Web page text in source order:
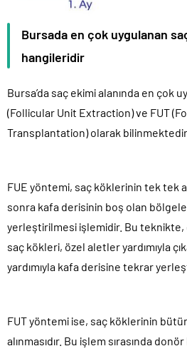
Bursada en çok uygulanan
hangileridir
Bursa’da saç ekimi alanında en çok
(Follicular Unit Extraction) ve FUT
Transplantation) olarak bilinmektedir.
FUE yöntemi, saç köklerinin tek tek
sonra kafa derisinin boş olan
yerleştirilmesi işlemidir. Bu teknikte,
saç kökleri, özel aletler yardımıyla
yardımıyla kafa derisine tekrar
FUT yöntemi ise, saç köklerinin
alınmasıdır. Bu işlem sırasında